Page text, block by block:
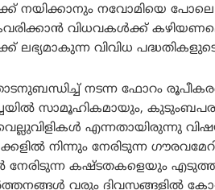
നയിക്കാനും നവോമിയെ
വിധവകൾക്ക്
ലഭ്യമാകുന്ന വിവിധ
നടന്ന ഫോറം
സാമൂഹികമായും,
വെല്ലുവിളികൾ എന്നതായിരുന്നു
നിന്നും നേരിടുന്ന
നേരിടുന്ന കഷ്ടതകളെയും
വരും ദിവസങ്ങളിൽ കോ-